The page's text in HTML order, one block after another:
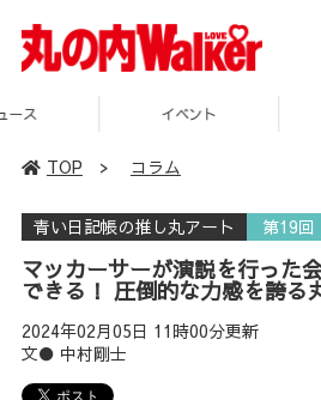
TOP > コラム
青い日記帳の推し丸アート 第19回
マッカーサーが演説を行った
できる！ 圧倒的な力感を誇る
2024年02月05日 11時00分更新
文● 中村剛士